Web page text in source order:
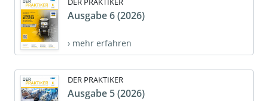
Ausgabe 6 (2026)
› mehr erfahren
DER PRAKTIKER
Ausgabe 5 (2026)